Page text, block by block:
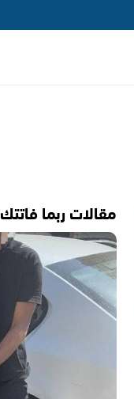
مقالات ربما فاتتك